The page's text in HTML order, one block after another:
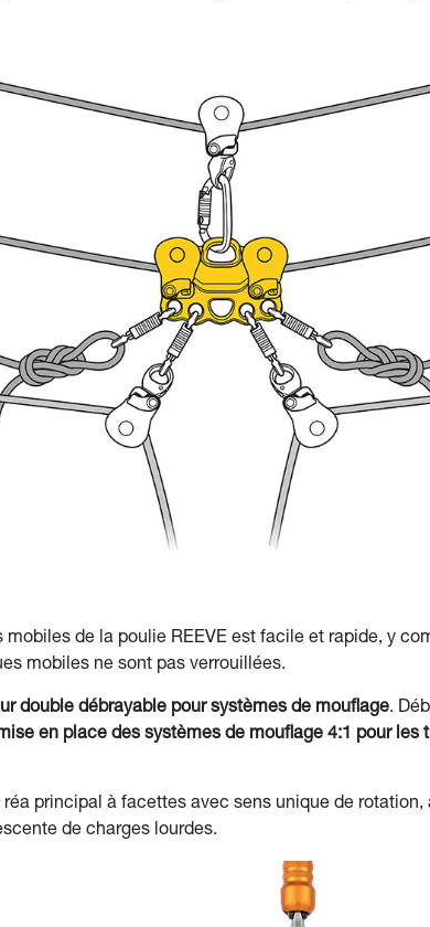
de la poulie REEVE est facile et rapide, y
mobiles ne sont pas verrouillées.
double débrayable pour systèmes de mouflage.
en place des systèmes de mouflage 4:1 pour les
principal à facettes avec sens unique de rotation,
de charges lourdes.